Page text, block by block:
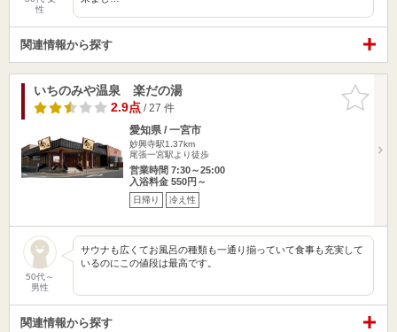
性
関連情報から探す
お気に入
りに追加
いちのみや温泉 楽だの湯
2.9点/ 27 件
愛知県 / 一宮市
妙興寺駅1.37km
尾張一宮駅より徒歩
営業時間 7:30～25:00
入浴料金 550円～
日帰り 冷え性
50代～
男性
サウナも広くてお風呂の種類も一通り揃っていて食事も充実して
いるのにこの値段は最高です。
関連情報から探す